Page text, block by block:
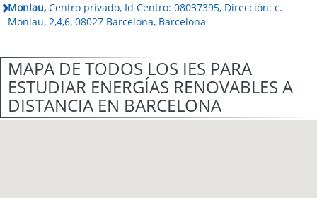
Monlau, Centro privado, Id Centro: 08037395, Dirección: c.
Monlau, 2,4,6, 08027 Barcelona, Barcelona
MAPA DE TODOS LOS IES PARA
ESTUDIAR ENERGÍAS RENOVABLES A
DISTANCIA EN BARCELONA